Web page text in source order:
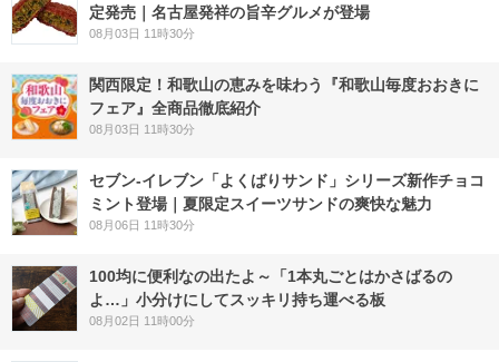
定発売｜名古屋発祥の旨辛グルメが登場
08月03日 11時30分
関西限定！和歌山の恵みを味わう『和歌山毎度おおきに
フェア』全商品徹底紹介
08月03日 11時30分
セブン‐イレブン「よくばりサンド」シリーズ新作チョコ
ミント登場｜夏限定スイーツサンドの爽快な魅力
08月06日 11時30分
100均に便利なの出たよ～「1本丸ごとはかさばるの
よ…」小分けにしてスッキリ持ち運べる板
08月02日 11時00分